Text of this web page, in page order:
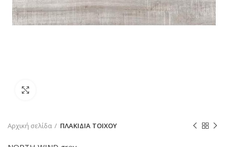
Αρχική σελίδα ΠΛΑΚΙΔΙΑ ΤΟΙΧΟΥ